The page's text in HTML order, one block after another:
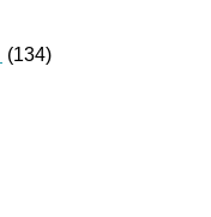
(134)